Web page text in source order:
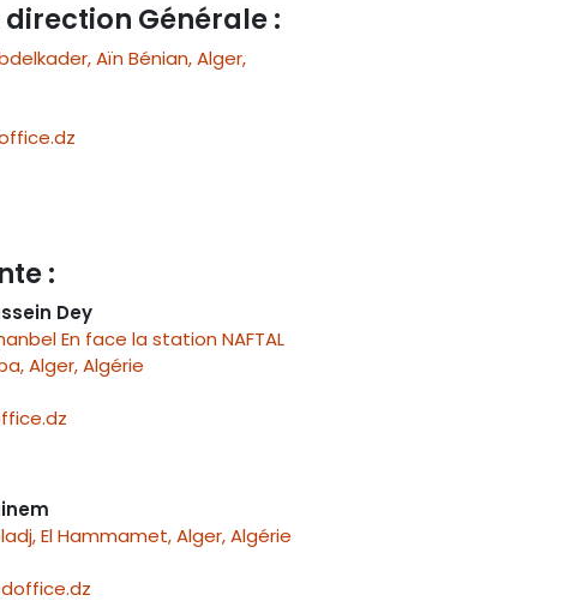
Générale :
Aïn Bénian, Alger,
:
Dey
En face la station NAFTAL
Alger, Algérie
El Hammamet, Alger, Algérie